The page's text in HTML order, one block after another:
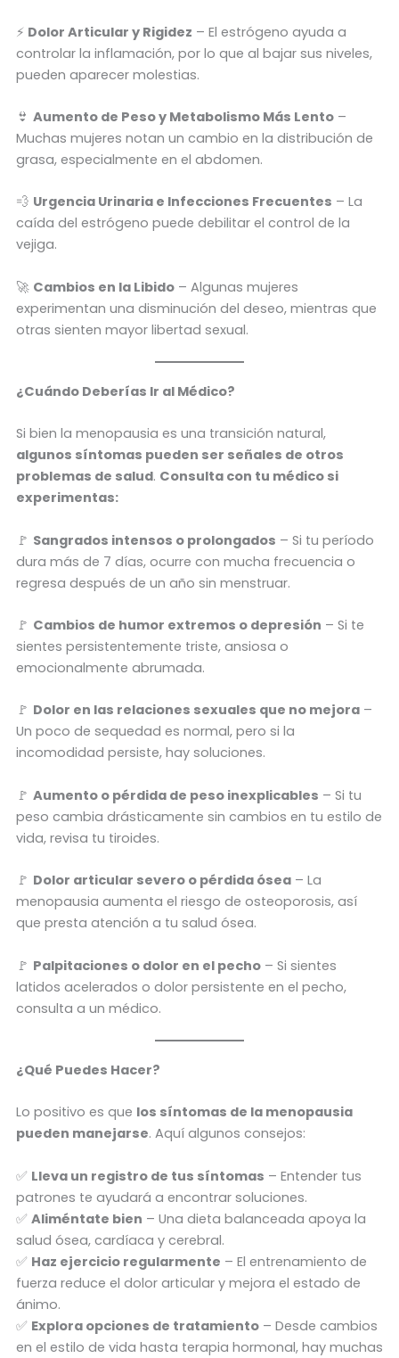
⚡ Dolor Articular y Rigidez – El estrógeno ayuda a
controlar la inflamación, por lo que al bajar sus niveles,
pueden aparecer molestias.
👙 Aumento de Peso y Metabolismo Más Lento–
Muchas mujeres notan un cambio en la distribución de
grasa, especialmente en el abdomen.
💨 Urgencia Urinaria e Infecciones Frecuentes – La
caída del estrógeno puede debilitar el control de la
vejiga.
🚀 Cambios en la Libido– Algunas mujeres
experimentan una disminución del deseo, mientras que
otras sienten mayor libertad sexual.
¿Cuándo Deberías Ir al Médico?
Si bien la menopausia es una transición natural,
algunos síntomas pueden ser señales de otros
problemas de salud. Consulta con tu médico si
experimentas:
🚩 Sangrados intensos o prolongados – Si tu período
dura más de 7 días, ocurre con mucha frecuencia o
regresa después de un año sin menstruar.
🚩 Cambios de humor extremos o depresión – Si te
sientes persistentemente triste, ansiosa o
emocionalmente abrumada.
🚩 Dolor en las relaciones sexuales que no mejora–
Un poco de sequedad es normal, pero si la
incomodidad persiste, hay soluciones.
🚩 Aumento o pérdida de peso inexplicables – Si tu
peso cambia drásticamente sin cambios en tu estilo de
vida, revisa tu tiroides.
🚩 Dolor articular severo o pérdida ósea– La
menopausia aumenta el riesgo de osteoporosis, así
que presta atención a tu salud ósea.
🚩 Palpitaciones o dolor en el pecho– Si sientes
latidos acelerados o dolor persistente en el pecho,
consulta a un médico.
¿Qué Puedes Hacer?
Lo positivo es que los síntomas de la menopausia
pueden manejarse. Aquí algunos consejos:
✅ Lleva un registro de tus síntomas – Entender tus
patrones te ayudará a encontrar soluciones.
✅ Aliméntate bien – Una dieta balanceada apoya la
salud ósea, cardíaca y cerebral.
✅ Haz ejercicio regularmente – El entrenamiento de
fuerza reduce el dolor articular y mejora el estado de
ánimo.
✅ Explora opciones de tratamiento– Desde cambios
en el estilo de vida hasta terapia hormonal, hay muchas